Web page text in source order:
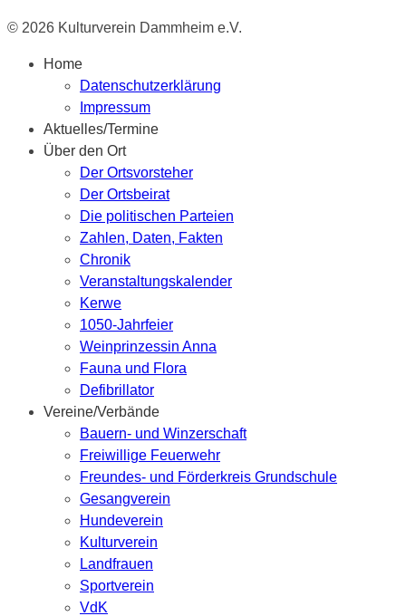
© 2026 Kulturverein Dammheim e.V.
Home
Datenschutzerklärung
Impressum
Aktuelles/Termine
Über den Ort
Der Ortsvorsteher
Der Ortsbeirat
Die politischen Parteien
Zahlen, Daten, Fakten
Chronik
Veranstaltungskalender
Kerwe
1050-Jahrfeier
Weinprinzessin Anna
Fauna und Flora
Defibrillator
Vereine/Verbände
Bauern- und Winzerschaft
Freiwillige Feuerwehr
Freundes- und Förderkreis Grundschule
Gesangverein
Hundeverein
Kulturverein
Landfrauen
Sportverein
VdK